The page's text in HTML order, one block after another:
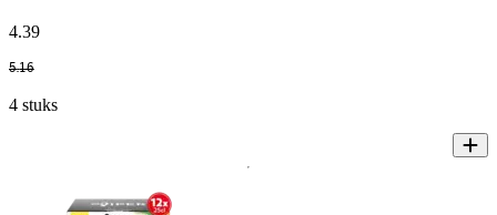
4.39
5.16
4 stuks